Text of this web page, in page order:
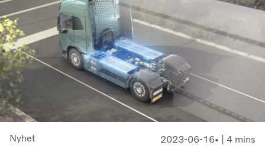
Nyhet 2023-06-16 | 4 mins